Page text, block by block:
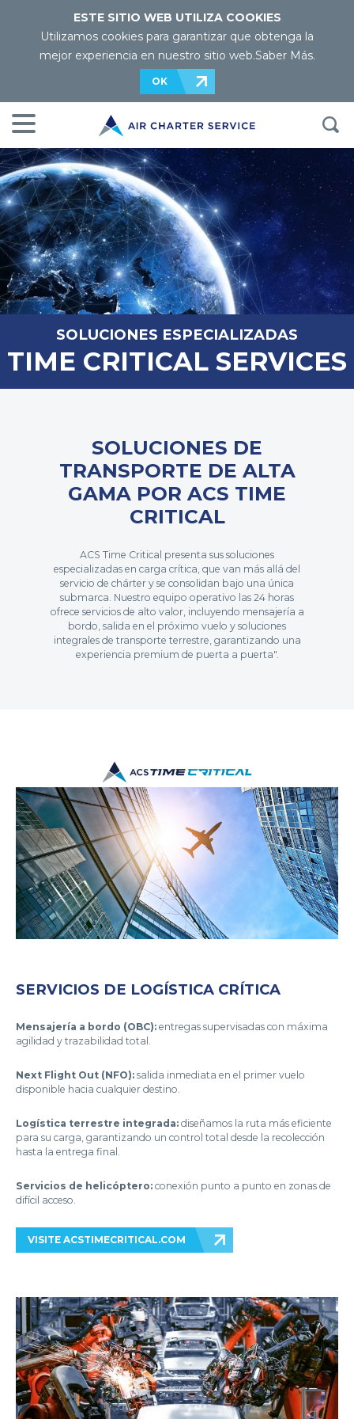
ESTE SITIO WEB UTILIZA COOKIES
Utilizamos cookies para garantizar que obtenga la
mejor experiencia en nuestro sitio web.Saber Más.
OK
SOLUCIONES ESPECIALIZADAS
TIME CRITICAL SERVICES
SOLUCIONES DE
TRANSPORTE DE ALTA
GAMA POR ACS TIME
CRITICAL
ACS Time Critical presenta sus soluciones
especializadas en carga crítica, que van más allá del
servicio de chárter y se consolidan bajo una única
submarca. Nuestro equipo operativo las 24 horas
ofrece servicios de alto valor, incluyendo mensajería a
bordo, salida en el próximo vuelo y soluciones
integrales de transporte terrestre, garantizando una
experiencia premium de puerta a puerta".
SERVICIOS DE LOGÍSTICA CRÍTICA
Mensajería a bordo (OBC): entregas supervisadas con máxima
agilidad y trazabilidad total.
Next Flight Out (NFO): salida inmediata en el primer vuelo
disponible hacia cualquier destino.
Logística terrestre integrada: diseñamos la ruta más eficiente
para su carga, garantizando un control total desde la recolección
hasta la entrega final.
Servicios de helicóptero: conexión punto a punto en zonas de
difícil acceso.
VISITE ACSTIMECRITICAL.COM